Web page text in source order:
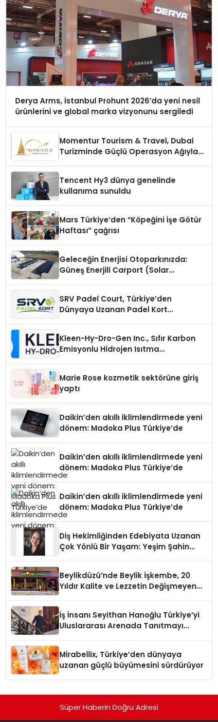
Derya Arms, İstanbul Prohunt 2026’da yeni nesil
ürünlerini ve global marka vizyonunu sergiledi
Momentur Tourism & Travel, Dubai
Turizminde Güçlü Operasyon Ağıyla
Tencent Hy3 dünya genelinde
kullanıma sunuldu
Mars Türkiye’den “Köpeğini İşe Götür
Haftası” çağrısı
Geleceğin Enerjisi Otoparkınızda:
Güneş Enerjili Carport (Solar
SRV Padel Court, Türkiye’den
Dünyaya Uzanan Padel Kort
Kleen-Hy-Dro-Gen Inc., Sıfır Karbon
Emisyonlu Hidrojen Isıtma
Marie Rose kozmetik sektörüne giriş
yaptı
Daikin’den akıllı iklimlendirmede yeni
dönem: Madoka Plus Türkiye’de
Daikin’den akıllı iklimlendirmede yeni
dönem: Madoka Plus Türkiye’de
Daikin’den akıllı iklimlendirmede yeni
dönem: Madoka Plus Türkiye’de
Diş Hekimliğinden Edebiyata Uzanan
Çok Yönlü Bir Yaşam: Yeşim Şahin
Beylikdüzü’nde Beylik İşkembe, 20
Yıldır Kalite ve Lezzetin Değişmeyen
İş İnsanı Seyithan Hanoğlu Türkiye’yi
Uluslararası Arenada Tanıtmayı
Mirabellix, Türkiye’den dünyaya
uzanan güçlü büyümesini sürdürüyor
Süper Haberin Doğru Adresi